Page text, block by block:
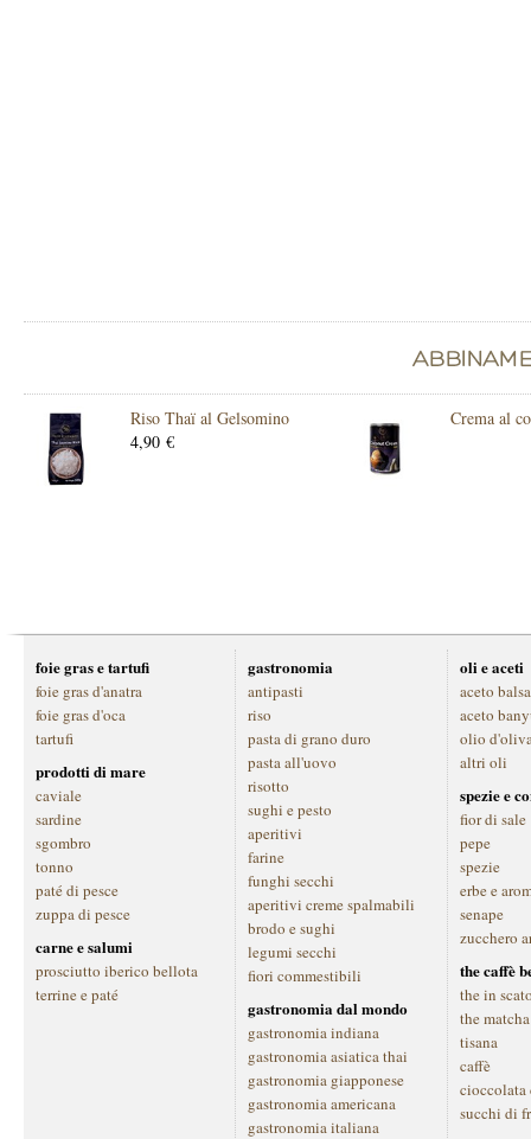
Riso Thaï al Gelsomino
4,90 €
Crema al
foie gras e tartufi
foie gras d'anatra
foie gras d'oca
tartufi
prodotti di mare
caviale
sardine
sgombro
tonno
paté di pesce
zuppa di pesce
carne e salumi
prosciutto iberico bellota
terrine e paté
gastronomia
antipasti
riso
pasta di grano duro
pasta all'uovo
risotto
sughi e pesto
aperitivi
farine
funghi secchi
aperitivi creme spalmabili
brodo e sughi
legumi secchi
fiori commestibili
gastronomia dal mondo
gastronomia indiana
gastronomia asiatica thai
gastronomia giapponese
gastronomia americana
gastronomia italiana
oli e aceti
aceto
aceto
olio
altri oli
spezie e
fior di sale
pepe
spezie
erbe e
senape
zucchero
the caffè
the in
the matcha
tisana
caffè
cioccolata
succhi di